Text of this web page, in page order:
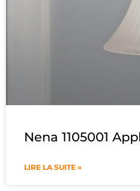
Nena 1105001
LIRE LA SUITE »